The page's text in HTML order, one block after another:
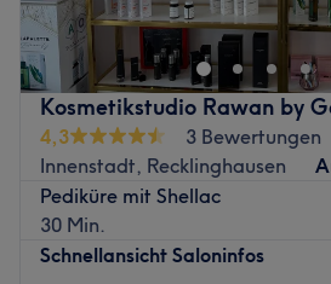
Kosmetikstudio Rawan by
4,3
3 Bewertungen
Innenstadt, Recklinghausen
Pediküre mit Shellac
30 Min.
Schnellansicht Saloninfos